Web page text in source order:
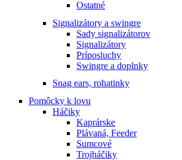
Ostatné
Signalizátory a swingre
Sady signalizátorov
Signalizátory
Príposluchy
Swingre a doplnky
Snag ears, rohatinky
Pomôcky k lovu
Háčiky
Kaprárske
Plávaná, Feeder
Sumcové
Trojháčiky